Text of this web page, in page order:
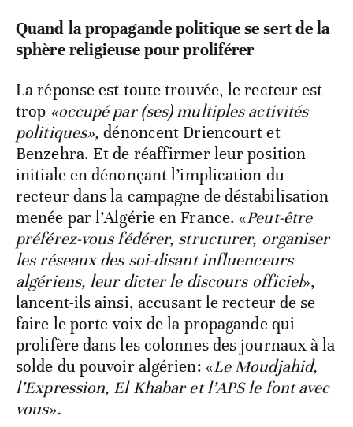
Quand la propagande politique se sert de la
sphère religieuse pour proliférer
La réponse est toute trouvée, le recteur est
trop «occupé par (ses) multiples activités
politiques»,dénoncent Driencourt et
Benzehra. Et de réaffirmer leur position
initiale en dénonçant l’implication du
recteur dans la campagne de déstabilisation
menée par l’Algérie en France. «Peut-être
préférez-vous fédérer, structurer, organiser
les réseaux des soi-disant influenceurs
algériens, leur dicter le discours officiel»,
lancent-ils ainsi, accusant le recteur de se
faire le porte-voix de la propagande qui
prolifère dans les colonnes des journaux à la
solde du pouvoir algérien: «Le Moudjahid,
l’Expression, El Khabar et l’APS le font avec
vous».